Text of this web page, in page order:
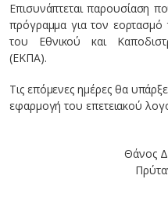
Επισυνάπτεται παρουσίαση
πρόγραμμα για τον
του Εθνικού και
(ΕΚΠΑ).
Τις επόμενες ημέρες θα
εφαρμογή του επετειακού
Θάνος